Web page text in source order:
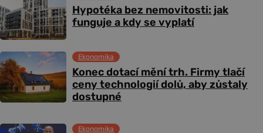
Hypotéka bez nemovitosti: jak
funguje a kdy se vyplatí
Konec dotací mění trh. Firmy tlačí
ceny technologií dolů, aby zůstaly
dostupné
Ekonomika
Ekonomika